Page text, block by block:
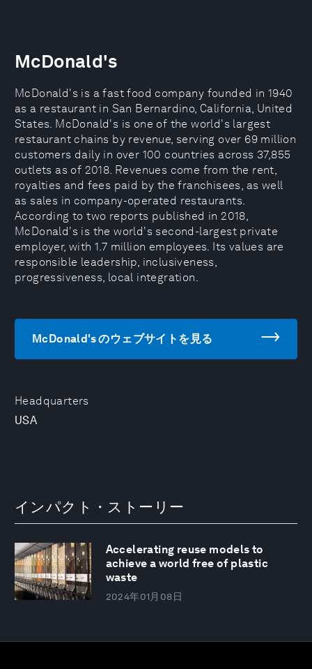
Headquarters
USA
McDonald's
McDonald's is a fast food company founded in 1940
as a restaurant in San Bernardino, California, United
States. McDonald's is one of the world's largest
restaurant chains by revenue, serving over 69 million
customers daily in over 100 countries across 37,855
outlets as of 2018. Revenues come from the rent,
royalties and fees paid by the franchisees, as well
as sales in company-operated restaurants.
According to two reports published in 2018,
McDonald's is the world's second-largest private
employer, with 1.7 million employees. Its values are
responsible leadership, inclusiveness,
progressiveness, local integration.
McDonald's のウェブサイトを見る
インパクト・ストーリー
Accelerating reuse models to
achieve a world free of plastic
waste
2024年01月08日